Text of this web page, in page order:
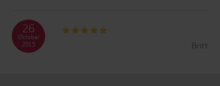
Britt
26
Oktober
2015